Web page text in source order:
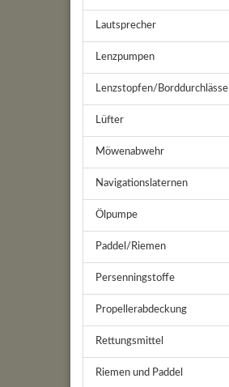
Lautsprecher
Lenzpumpen
Lenzstopfen/Borddurchlässe
Lüfter
Möwenabwehr
Navigationslaternen
Ölpumpe
Paddel/Riemen
Persenningstoffe
Propellerabdeckung
Rettungsmittel
Riemen und Paddel